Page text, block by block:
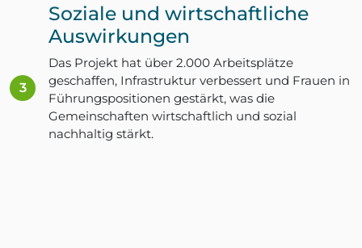
Soziale und wirtschaftliche
Auswirkungen
Das Projekt hat über 2.000 Arbeitsplätze
geschaffen, Infrastruktur verbessert und Frauen in
Führungspositionen gestärkt, was die
Gemeinschaften wirtschaftlich und sozial
nachhaltig stärkt.